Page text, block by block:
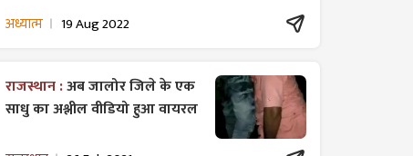
अध्यात्म 19 Aug 2022
राजस्थान :अब जालोर जिले के एक
साधु का अश्लील वीडियो हुआ वायरल